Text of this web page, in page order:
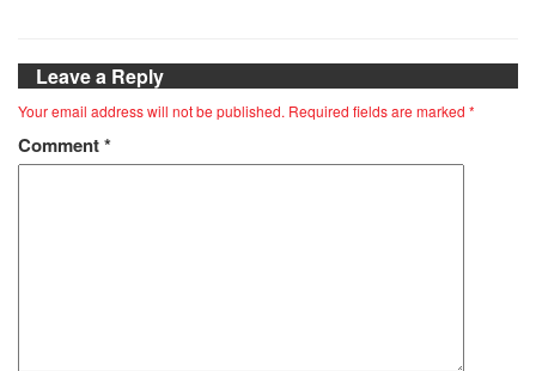
Leave a Reply
Your email address will not be published. Required fields are marked *
Comment*